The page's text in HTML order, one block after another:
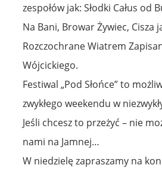
zespołów jak: Słodki Całus od
Na Bani, Browar Żywiec, Cisza
Rozczochrane Wiatrem
Wójcickiego.
Festiwal „Pod Słońce” to
zwykłego weekendu w
Jeśli chcesz to przeżyć – nie
nami na Jamnej…
W niedzielę zapraszamy na